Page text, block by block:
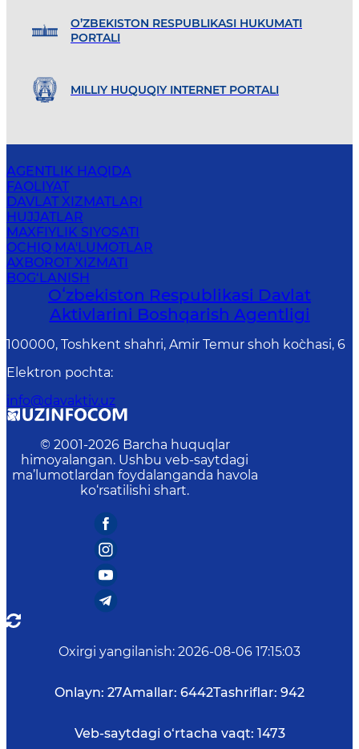
O’ZBEKISTON RESPUBLIKASI HUKUMATI
PORTALI
MILLIY HUQUQIY INTERNET PORTALI
AGENTLIK HAQIDA
FAOLIYAT
DAVLAT XIZMATLARI
HUJJATLAR
MAXFIYLIK SIYOSATI
OCHIQ MA'LUMOTLAR
AXBOROT XIZMATI
BOG‘LANISH
Oʻzbekiston Respublikasi Davlat
Aktivlarini Boshqarish Agentligi
100000, Toshkent shahri, Amir Temur shoh ko`chasi, 6
Elektron pochta:
info@davaktiv.uz
© 2001-2026 Barcha huquqlar
himoyalangan. Ushbu veb-saytdagi
ma’lumotlardan foydalanganda havola
ko‘rsatilishi shart.
Oxirgi yangilanish: 2026-08-06 17:15:03
Onlayn: 27Amallar: 6442Tashriflar: 942
Veb-saytdagi o‘rtacha vaqt: 1473